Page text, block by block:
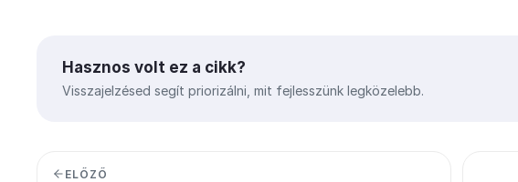
Hasznos volt ez a cikk?
Visszajelzésed segít priorizálni, mit fejlesszünk legközelebb.
ELŐZŐ